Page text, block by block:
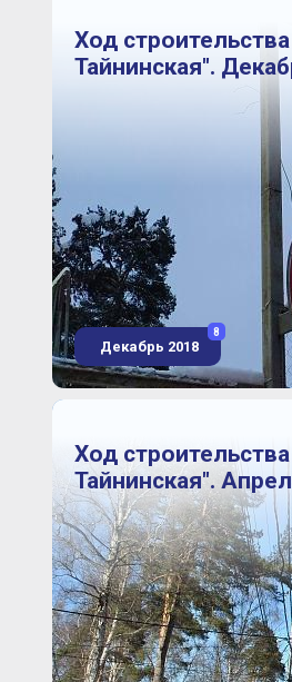
Ход
Тайнинская".
Декабрь 2018
8
Ход
Тайнинская".